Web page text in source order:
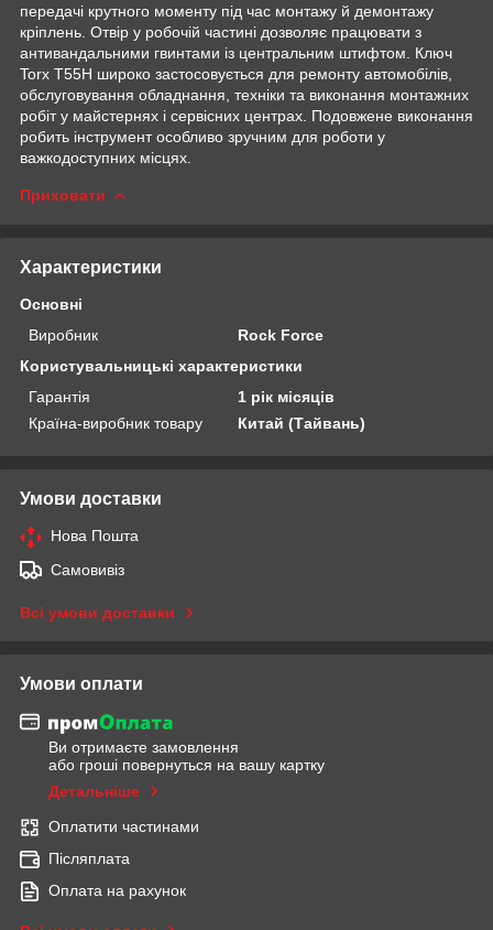
передачі крутного моменту під час монтажу й демонтажу
кріплень. Отвір у робочій частині дозволяє працювати з
антивандальними гвинтами із центральним штифтом. Ключ
Torx T55H широко застосовується для ремонту автомобілів,
обслуговування обладнання, техніки та виконання монтажних
робіт у майстернях і сервісних центрах. Подовжене виконання
робить інструмент особливо зручним для роботи у
важкодоступних місцях.
Приховати
Характеристики
Основні
Виробник
Rock Force
Користувальницькі характеристики
Гарантія
1 рік місяців
Країна-виробник товару
Китай (Тайвань)
Умови доставки
Нова Пошта
Самовивіз
Всі умови доставки
Умови оплати
Ви отримаєте замовлення
або гроші повернуться на вашу картку
Детальніше
Оплатити частинами
Післяплата
Оплата на рахунок